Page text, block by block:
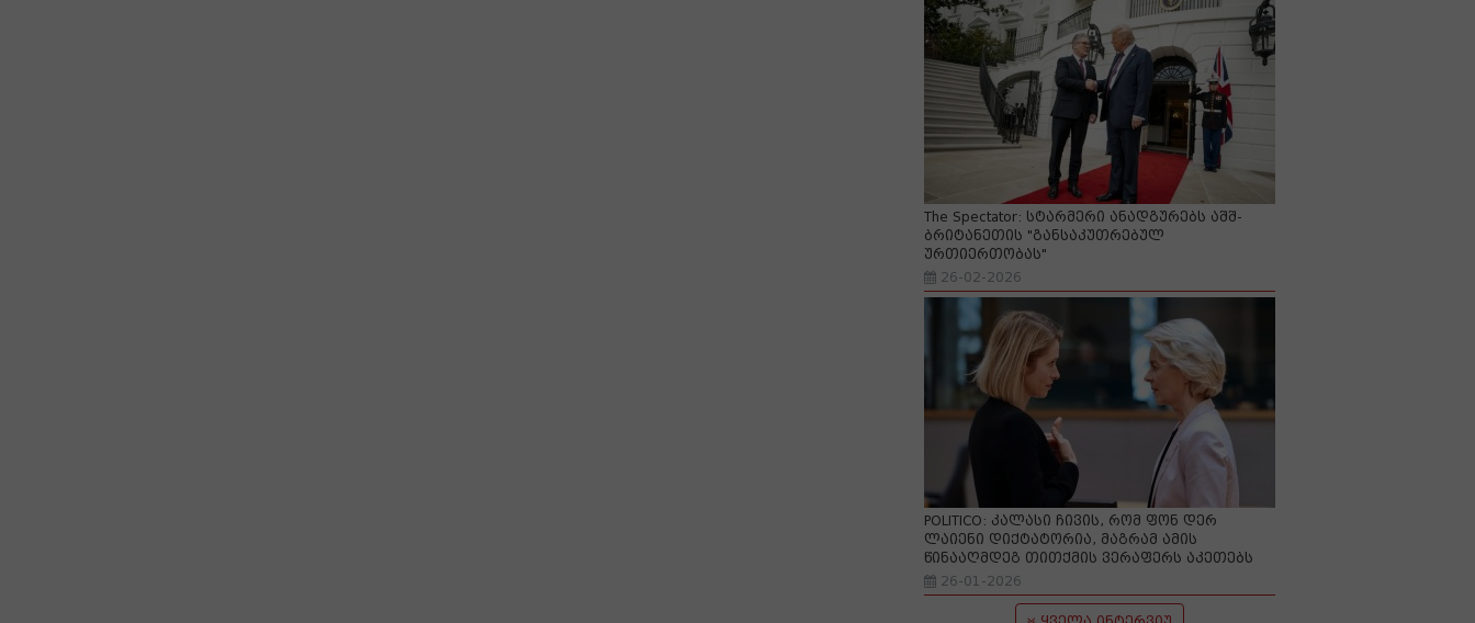
The Spectator: სტარმერი ანადგურებს აშშ-
ბრიტანეთის "განსაკუთრებულ
ურთიერთობას"
26-02-2026
POLITICO: კალასი ჩივის, რომ ფონ დერ
ლაიენი დიქტატორია, მაგრამ ამის
წინააღმდეგ თითქმის ვერაფერს აკეთებს
26-01-2026